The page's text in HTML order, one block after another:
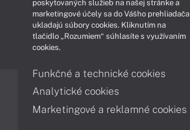
PODPORA A SERVIS
Informácie
Obchodné podmienky
poskytovaných služieb na našej stránke a
marketingové účely sa do Vášho prehliadača
ukladajú súbory cookies. Kliknutím na
tlačidlo „Rozumiem“ súhlasíte s využívaním
cookies.
Funkčné a technické cookies
Analytické cookies
Marketingové a reklamné cookies